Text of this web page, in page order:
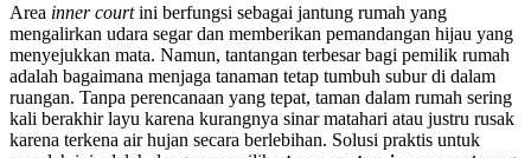
Area inner courtini berfungsi sebagai jantung rumah yang
mengalirkan udara segar dan memberikan pemandangan hijau yang
menyejukkan mata. Namun, tantangan terbesar bagi pemilik rumah
adalah bagaimana menjaga tanaman tetap tumbuh subur di dalam
ruangan. Tanpa perencanaan yang tepat, taman dalam rumah sering
kali berakhir layu karena kurangnya sinar matahari atau justru rusak
karena terkena air hujan secara berlebihan. Solusi praktis untuk